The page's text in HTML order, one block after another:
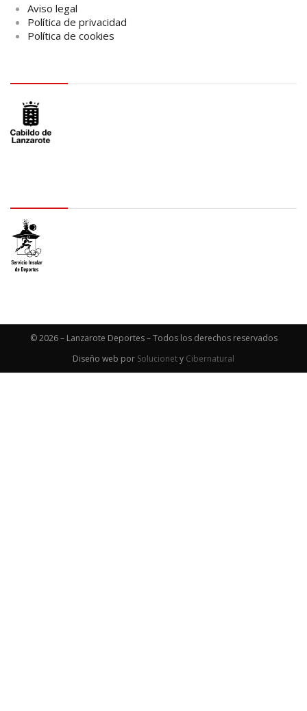
Aviso legal
Política de privacidad
Política de cookies
© 2026 – Lanzarote Deportes – Todos los derechos reservados
Diseño web por Solucionety Cibernatural